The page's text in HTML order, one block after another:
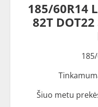
185/60R14
82T
Šiuo metu